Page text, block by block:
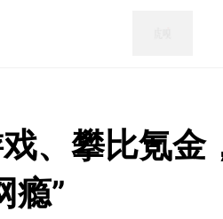
、攀比氪金
瘾”